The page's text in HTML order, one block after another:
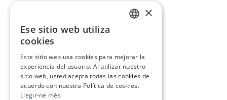
×
Ese sitio web utiliza
cookies
Este sitio web usa cookies para mejorar la
experiencia del usuario. Al utilizar nuestro
sitio web, usted acepta todas las cookies de
acuerdo con nuestra Política de cookies.
Llegir-ne més